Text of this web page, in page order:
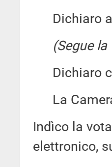
Dichiaro
(Segue
Dichiaro
La
Indìco la
elettronico,